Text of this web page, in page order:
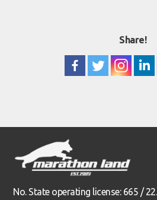
Share!
No. State operating license: 665 /